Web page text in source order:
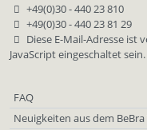
+49(0)30 - 440 23 810
+49(0)30 - 440 23 81 29
Diese E-Mail-Adresse ist
JavaScript eingeschaltet sein.
FAQ
Neuigkeiten aus dem BeBra